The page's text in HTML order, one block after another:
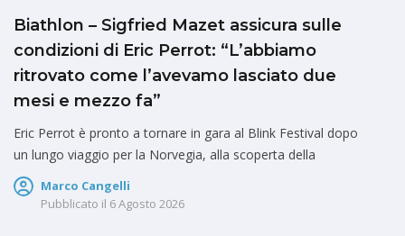
Biathlon – Sigfried Mazet assicura sulle
condizioni di Eric Perrot: “L’abbiamo
ritrovato come l’avevamo lasciato due
mesi e mezzo fa”
Eric Perrot è pronto a tornare in gara al Blink Festival dopo
un lungo viaggio per la Norvegia, alla scoperta della
Marco Cangelli
Pubblicato il 6 Agosto 2026